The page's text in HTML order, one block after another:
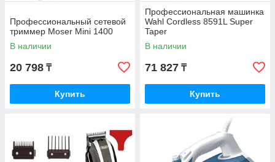
Профессиональный сетевой
триммер Moser Mini 1400
В наличии
20 798 ₸
Купить
Профессиональная машинка
Wahl Cordless 8591L Super
Taper
В наличии
71 827 ₸
Купить